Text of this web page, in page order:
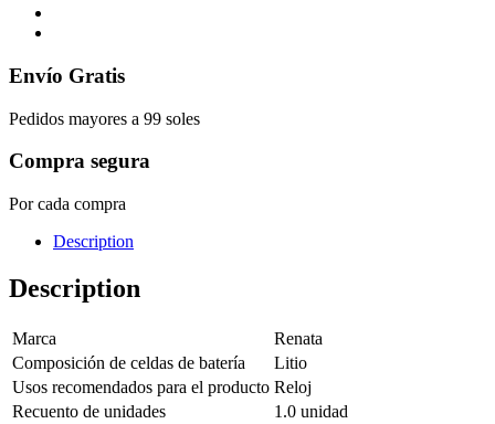
Envío Gratis
Pedidos mayores a 99 soles
Compra segura
Por cada compra
Description
Description
Marca
Renata
Composición de celdas de batería
Litio
Usos recomendados para el producto Reloj
Recuento de unidades
1.0 unidad